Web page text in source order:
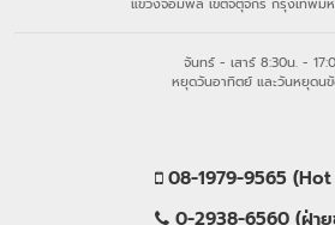
จันทร์ - เสาร์ 8:30น. -
หยุดวันอาทิตย์ และวันหยุดน
08-1979-9565
0-2938-6560 (ฝ่าย